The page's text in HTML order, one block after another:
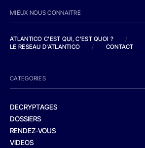
MIEUX NOUS CONNAITRE
ATLANTICO C'EST QUI, C'EST QUOI ?
/
LE RESEAU D'ATLANTICO
/ CONTACT
CATEGORIES
DECRYPTAGES
DOSSIERS
RENDEZ-VOUS
VIDEOS